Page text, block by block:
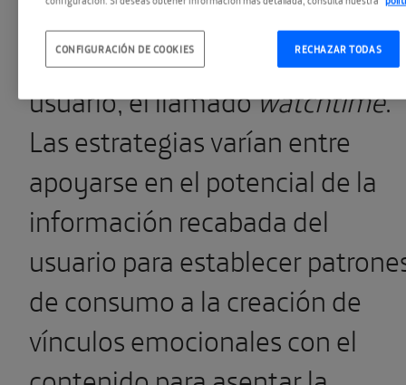
contenidos y plataformas, la
meta es retener la atención del
usuario, el llamadowatchtime.
Las estrategias varían entre
apoyarse en el potencial de la
información recabada del
usuario para establecer
de consumo a la creación de
vínculos emocionales con el
RECHAZAR TODAS
CONFIGURACIÓN DE COOKIES